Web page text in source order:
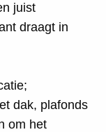
juist
draagt in
dak, plafonds
om het